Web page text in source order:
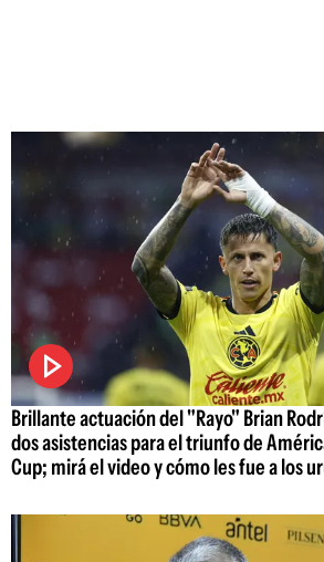
Brillante actuación del "Rayo" Brian
dos asistencias para el triunfo de
Cup; mirá el video y cómo les fue a los